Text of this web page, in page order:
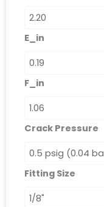
E_in
F_in
Crack Pressure
Fitting Size